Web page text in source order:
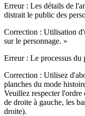
Erreur : Les détails de
distrait le public des
Correction : Utilisation
sur le personnage. »
Erreur : Le processus du
Correction : Utilisez
planches du mode
Veuillez respecter l'ordre
de droite à gauche, les
droite).